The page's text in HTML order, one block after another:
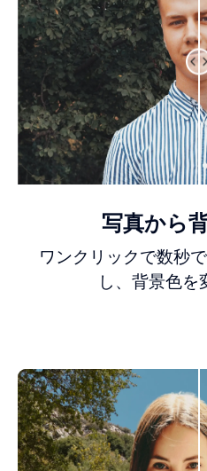
写真から
ワンクリックで数秒
し、背景色を